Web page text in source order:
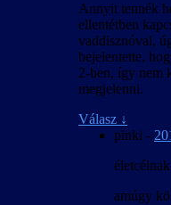
Annyit tennék
ellentétben
vaddisznóval,
bejelentette,
2-ben, így nem
megjelenni.
Válasz ↓
pinki -
amúgy